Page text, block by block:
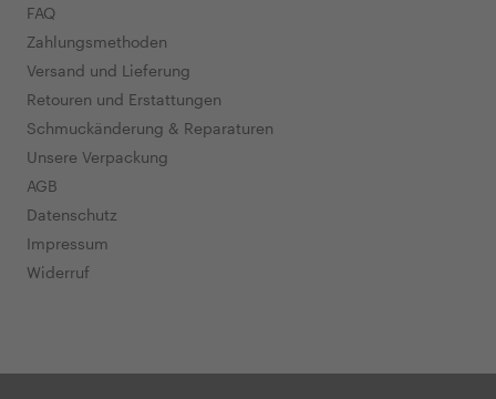
FAQ
Zahlungsmethoden
Versand und Lieferung
Retouren und Erstattungen
Schmuckänderung & Reparaturen
Unsere Verpackung
AGB
Datenschutz
Impressum
Widerruf